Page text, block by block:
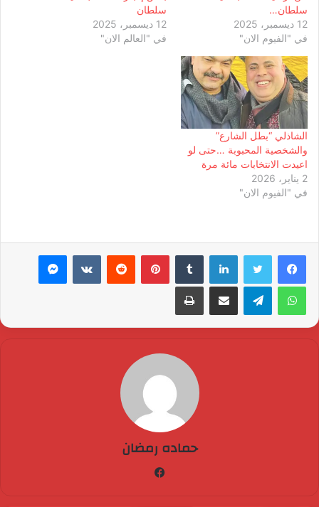
سلطان…
12 ديسمبر، 2025
في "الفيوم الان"
سلطان
12 ديسمبر، 2025
في "العالم الان"
الشاذلي “بطل الشارع”
والشخصية المحبوبة …حتى لو
اعيدت الانتخابات مائة مرة
2 يناير، 2026
في "الفيوم الان"
لينكدإن بينتيريست ماسنجر
واتساب تيلقرام مشاركة عبر البريد طباعة
حماده رمضان